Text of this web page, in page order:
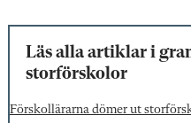
Läs alla artiklar i
storförskolor
Förskollärarna dömer ut